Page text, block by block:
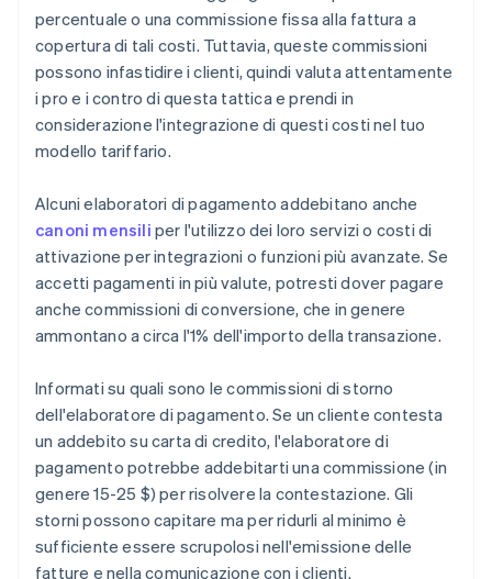
percentuale o una commissione fissa alla fattura a
copertura di tali costi. Tuttavia, queste commissioni
possono infastidire i clienti, quindi valuta attentamente
i pro e i contro di questa tattica e prendi in
considerazione l'integrazione di questi costi nel tuo
modello tariffario.
Alcuni elaboratori di pagamento addebitano anche
canoni mensili per l'utilizzo dei loro servizi o costi di
attivazione per integrazioni o funzioni più avanzate. Se
accetti pagamenti in più valute, potresti dover pagare
anche commissioni di conversione, che in genere
ammontano a circa l'1% dell'importo della transazione.
Informati su quali sono le commissioni di storno
dell'elaboratore di pagamento. Se un cliente contesta
un addebito su carta di credito, l'elaboratore di
pagamento potrebbe addebitarti una commissione (in
genere 15-25 $) per risolvere la contestazione. Gli
storni possono capitare ma per ridurli al minimo è
sufficiente essere scrupolosi nell'emissione delle
fatture e nella comunicazione con i clienti.